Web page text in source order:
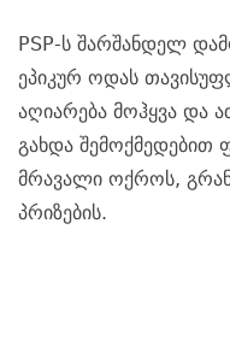
PSP-ს შარშანდელ
ეპიკურ ოდას
აღიარება მოჰყვა
გახდა შემოქმედებით
მრავალი ოქროს,
პრიზების.